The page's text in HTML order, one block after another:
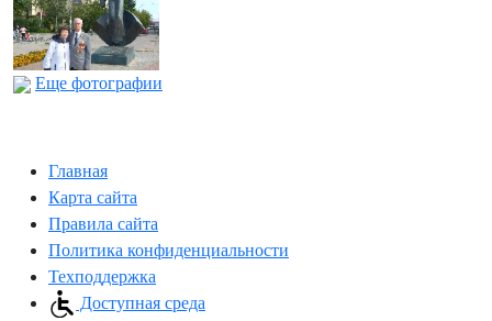
Еще фотографии
Главная
Карта сайта
Правила сайта
Политика конфиденциальности
Техподдержка
Доступная среда